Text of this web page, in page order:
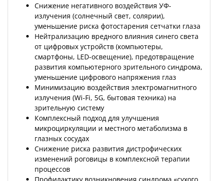
Снижение негативного воздействия УФ-
излучения (солнечный свет, солярии),
уменьшение риска фотостарения сетчатки глаза
Нейтрализацию вредного влияния синего света
от цифровых устройств (компьютеры,
смартфоны, LED-освещение), предотвращение
развития компьютерного зрительного синдрома,
уменьшение цифрового напряжения глаз
Минимизацию воздействия электромагнитного
излучения (Wi-Fi, 5G, бытовая техника) на
зрительную систему
Комплексный подход для улучшения
микроциркуляции и местного метаболизма в
глазных сосудах
Снижение риска развития дистрофических
изменений роговицы в комплексной терапии
процессов